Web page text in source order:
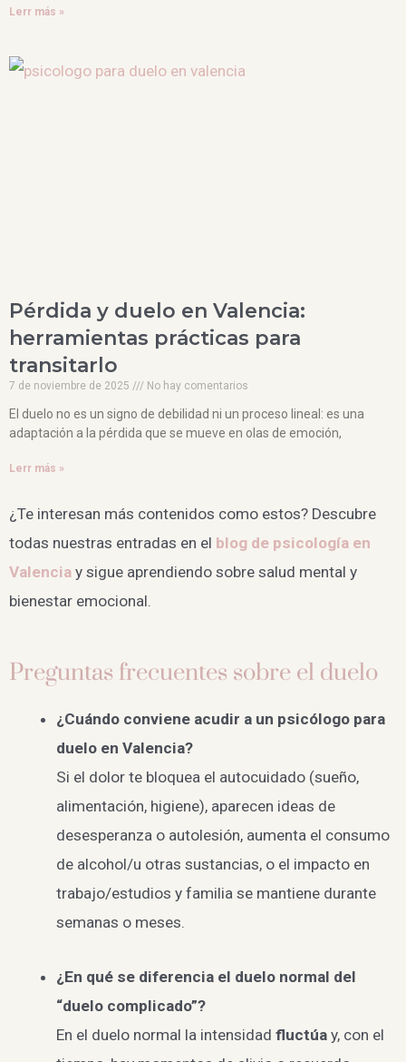
Lerr más »
Pérdida y duelo en Valencia:
herramientas prácticas para
transitarlo
7 de noviembre de 2025 No hay comentarios
El duelo no es un signo de debilidad ni un proceso lineal: es una
adaptación a la pérdida que se mueve en olas de emoción,
Lerr más »
¿Te interesan más contenidos como estos? Descubre
todas nuestras entradas en el blog de psicología en
Valencia y sigue aprendiendo sobre salud mental y
bienestar emocional.
Preguntas frecuentes sobre el duelo
¿Cuándo conviene acudir a un psicólogo para
duelo en Valencia?
Si el dolor te bloquea el autocuidado (sueño,
alimentación, higiene), aparecen ideas de
desesperanza o autolesión, aumenta el consumo
de alcohol/u otras sustancias, o el impacto en
trabajo/estudios y familia se mantiene durante
semanas o meses.
¿En qué se diferencia el duelo normal del
“duelo complicado”?
En el duelo normal la intensidad fluctúay, con el